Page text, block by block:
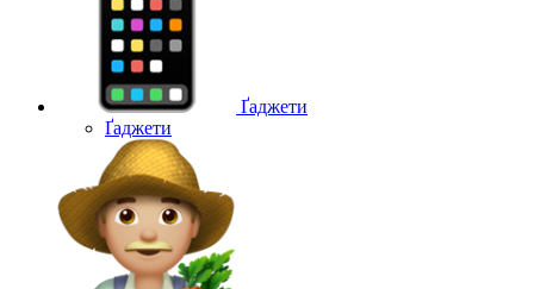
Ґаджети
Ґаджети